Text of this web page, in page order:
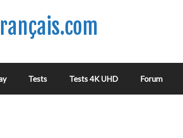
Tests Tests 4K UHD Forum